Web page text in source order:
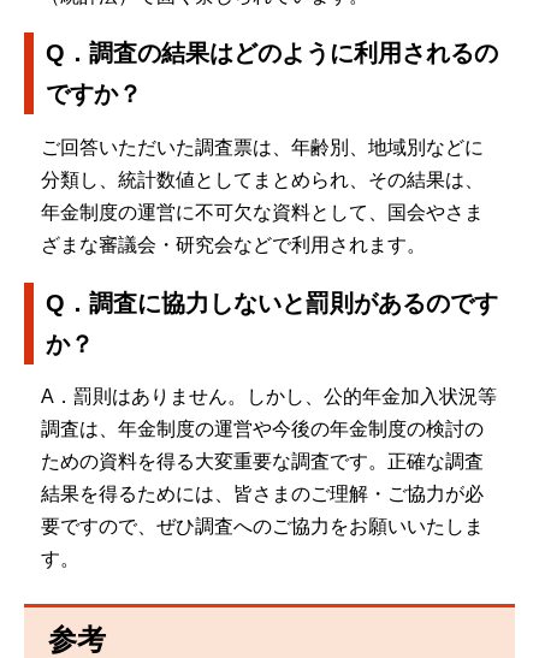
Q．調査の結果はどのように利用されるの
ですか？
ご回答いただいた調査票は、年齢別、地域別などに
分類し、統計数値としてまとめられ、その結果は、
年金制度の運営に不可欠な資料として、国会やさま
ざまな審議会・研究会などで利用されます。
Q．調査に協力しないと罰則があるのです
か？
A．罰則はありません。しかし、公的年金加入状況等
調査は、年金制度の運営や今後の年金制度の検討の
ための資料を得る大変重要な調査です。正確な調査
結果を得るためには、皆さまのご理解・ご協力が必
要ですので、ぜひ調査へのご協力をお願いいたしま
す。
参考